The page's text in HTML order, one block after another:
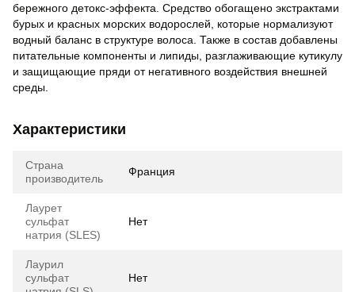
бережного детокс-эффекта. Средство обогащено экстрактами
бурых и красных морских водорослей, которые нормализуют
водный баланс в структуре волоса. Также в состав добавлены
питательные компоненты и липиды, разглаживающие кутикулу
и защищающие пряди от негативного воздействия внешней
среды.
Характеристики
Страна
производитель
Франция
Лаурет
сульфат
натрия (SLES)
Нет
Лаурил
сульфат
Нет